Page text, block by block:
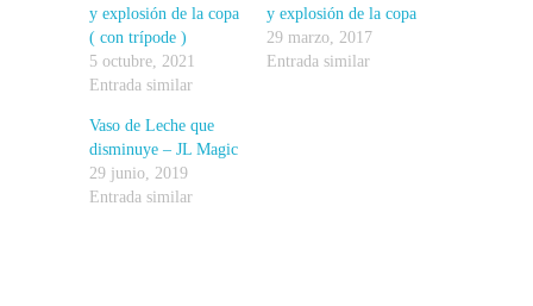
y explosión de la copa
( con trípode )
5 octubre, 2021
Entrada similar
y explosión de la copa
29 marzo, 2017
Entrada similar
Vaso de Leche que
disminuye – JL Magic
29 junio, 2019
Entrada similar